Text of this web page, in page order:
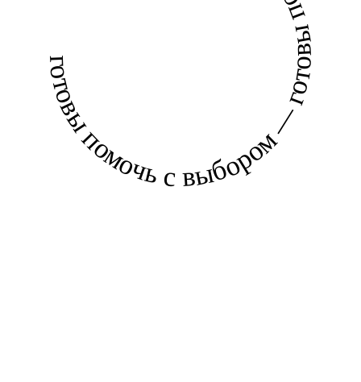
готовы помочь с выбором — готовы помочь с выбором —